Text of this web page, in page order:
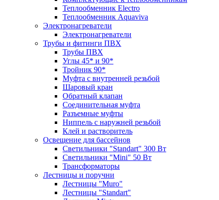
Теплообменник Electro
Теплообменник Aquaviva
Электронагреватели
Электронагреватели
Трубы и фитинги ПВХ
Трубы ПВХ
Углы 45* и 90*
Тройник 90*
Муфта с внутренней резьбой
Шаровый кран
Обратный клапан
Соединительная муфта
Разъемные муфты
Ниппель с наружней резьбой
Клей и растворитель
Освещение для бассейнов
Светильники "Standart" 300 Вт
Светильники "Mini" 50 Вт
Трансформаторы
Лестницы и поручни
Лестницы "Muro"
Лестницы "Standart"